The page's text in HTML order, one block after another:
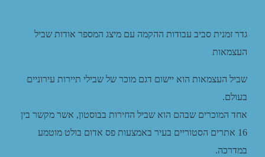
גדר זמנית סביב עבודות ההקמה עם מיצג המספר אודות שביל
העצמאות
שביל העצמאות הוא יישום דגם מוכר של שבילי תיירות עירוניים
בעולם.
אחד המוכרים שבהם הוא שביל החירות בבוסטון, אשר מקשר בין
16 אתרים הסטוריים בעיר באמצעות פס אדום בולט מוטמע
במדרכה.